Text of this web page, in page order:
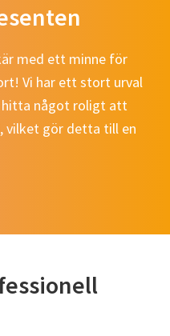
med ett minne för
Vi har ett stort urval
hitta något roligt att
vilket gör detta till en